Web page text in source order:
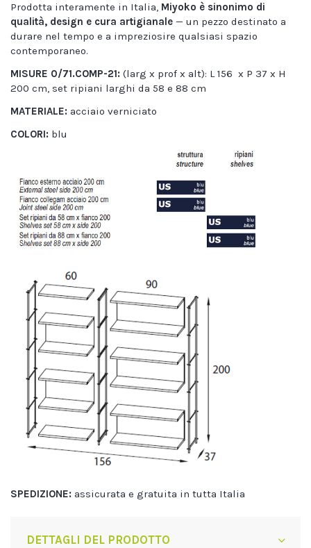
Prodotta interamente in Italia, Miyoko è sinonimo di
qualità, design e cura artigianale — un pezzo destinato a
durare nel tempo e a impreziosire qualsiasi spazio
contemporaneo.
MISURE 0/71.COMP-21: (larg x prof x alt): L 156 x P 37 x H
200 cm, set ripiani larghi da 58 e 88 cm
MATERIALE: acciaio verniciato
COLORI: blu
SPEDIZIONE: assicurata e gratuita in tutta Italia
DETTAGLI DEL PRODOTTO